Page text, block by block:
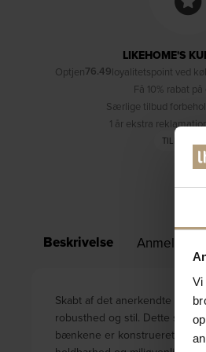
Vi
LIKEHOME'S
Optjen76.49loyalitetspoint ved
Få 10% rabat
Særlige tilbud
1 år ekstra
TILMELD
Beskrivelse Anmeldelser
Skabt af det anerkendte
robusthed og stil. Dette sæt
bænkene er konstrueret af